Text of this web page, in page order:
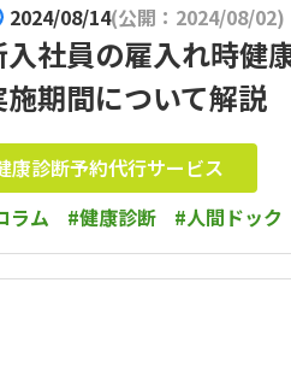
2024/08/14(公開：2024/08/02)
入社員の雇入れ時健
施期間について解説
康診断予約代行サービス
ラム
#健康診断 #人間ドック